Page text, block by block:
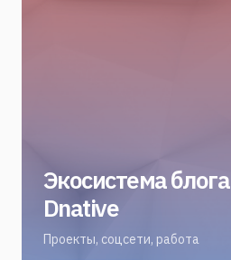
Экосистема блога
Dnative
Проекты, соцсети, работа